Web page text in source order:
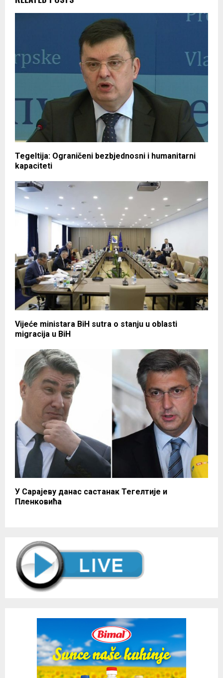
Tegeltija: Ograničeni bezbjednosni i humanitarni
kapaciteti
Vijeće ministara BiH sutra o stanju u oblasti
migracija u BiH
У Сарајеву данас састанак Тегелтије и
Пленковића